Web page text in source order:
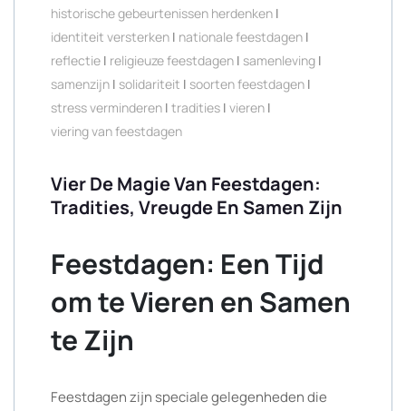
historische gebeurtenissen herdenken |
identiteit versterken | nationale feestdagen |
reflectie | religieuze feestdagen | samenleving |
samenzijn | solidariteit | soorten feestdagen |
stress verminderen | tradities | vieren |
viering van feestdagen
Vier De Magie Van Feestdagen:
Tradities, Vreugde En Samen Zijn
Feestdagen: Een Tijd
om te Vieren en Samen
te Zijn
Feestdagen zijn speciale gelegenheden die